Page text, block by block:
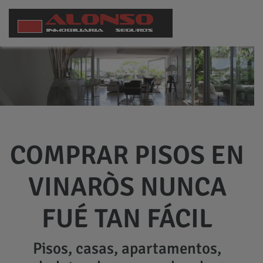
COMPRAR PISOS EN
VINARÒS NUNCA
FUÉ TAN FÁCIL
Pisos, casas, apartamentos,